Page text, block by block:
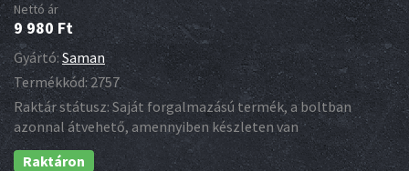
Nettó ár
9 980Ft
Gyártó: Saman
Termékkód:2757
Raktár státusz: Saját forgalmazású termék, a boltban
azonnal átvehető, amennyiben készleten van
Raktáron